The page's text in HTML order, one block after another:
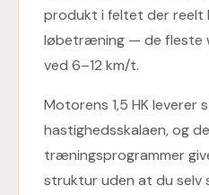
produkt i feltet der reelt
løbetræning — de fleste
ved 6–12 km/t.
Motorens 1,5 HK leverer
hastighedsskalaen, og
træningsprogrammer
struktur uden at du selv